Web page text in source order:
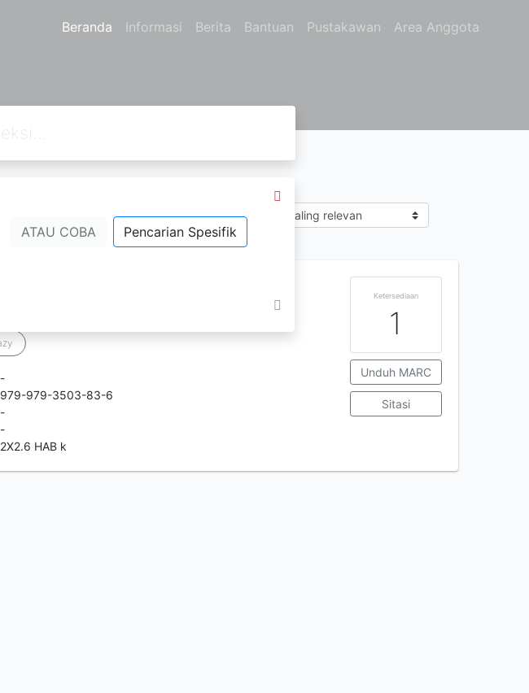
Beranda Informasi Berita Bantuan Pustakawan Area Anggota
ATAU COBA Pencarian Spesifik
author=Habiburrahman El
Sort by
-
979-979-3503-83-6
-
-
2X2.6 HAB k
Ketersediaan
1
Unduh MARC
Sitasi